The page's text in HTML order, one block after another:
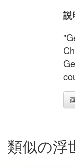
説
類似の浮